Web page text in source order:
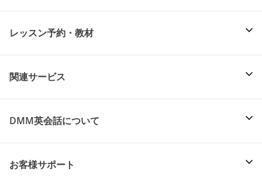
レッスン予約・教材
関連サービス
DMM英会話について
お客様サポート